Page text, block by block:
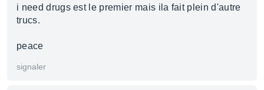
i need drugs est le premier mais ila fait plein d'autre
trucs.
peace
signaler